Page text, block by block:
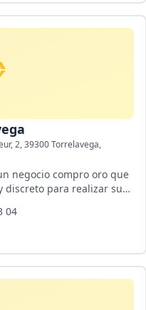
2, 39300 Torrelavega,
negocio compro oro que
discreto para realizar su
la máxima
joyería.
04